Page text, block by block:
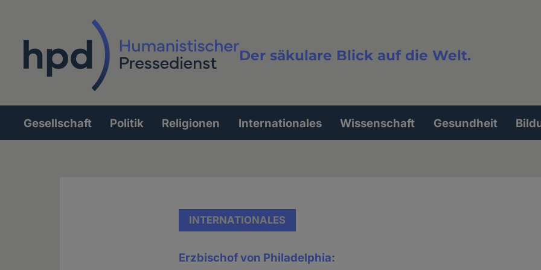
Der säkulare Blick auf die Welt.
Volltextsuche
Hauptnavigation
Gesellschaft Politik Religionen Internationales Wissenschaft Gesundheit
INTERNATIONALES
Erzbischof von Philadelphia: